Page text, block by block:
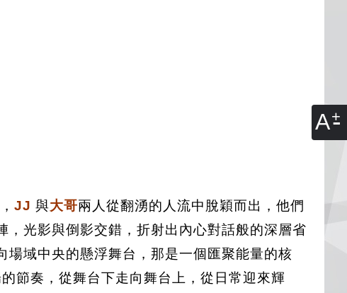
A
JJ 與大哥兩人從翻湧的人流中脫穎而出，他們
光影與倒影交錯，折射出內心對話般的深層省
域中央的懸浮舞台，那是一個匯聚能量的核
節奏，從舞台下走向舞台上，從日常迎來輝